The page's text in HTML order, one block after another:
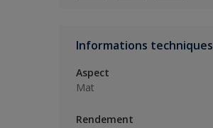
Informations techniques
Aspect
Mat
Rendement